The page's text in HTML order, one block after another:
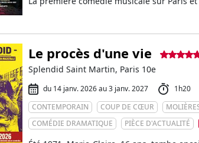
Le procès d'une vie
Splendid Saint Martin, Paris 10e
du 14 janv. 2026 au 3 janv. 2027
1h20
CONTEMPORAIN
COUP DE CŒUR
COMÉDIE DRAMATIQUE
PIÈCE D'ACTUALITÉ